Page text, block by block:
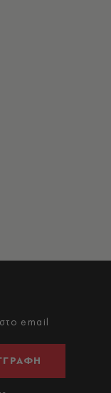
email